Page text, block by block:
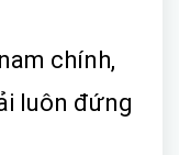
chính,
luôn đứng